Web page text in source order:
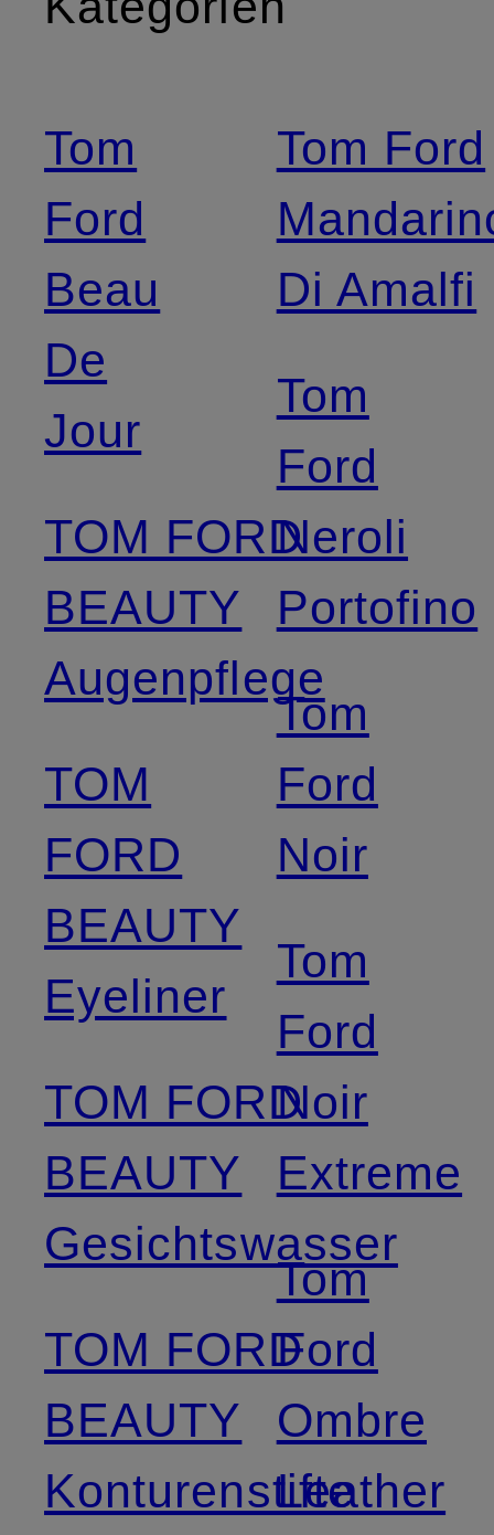
Tom
Ford
Beau
De
Jour
TOM FORD
BEAUTY
Augenpflege
TOM
FORD
BEAUTY
Eyeliner
TOM FORD
BEAUTY
Gesichtswasser
TOM FORD
BEAUTY
Konturenstifte
Tom Ford
Di Amalfi
Tom
Ford
Neroli
Portofino
Tom
Ford
Noir
Tom
Ford
Noir
Extreme
Tom
Ford
Ombre
Leather